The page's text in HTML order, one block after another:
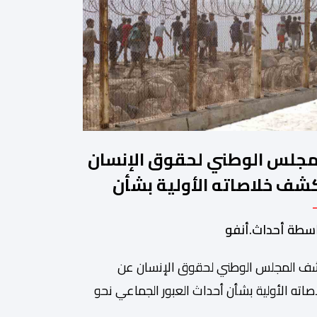
الوطني لحقوق الإنسان
خلاصاته الأولية بشأن
العبور إلى سبتة ومليلية
أحداث.أنفو
المجلس الوطني لحقوق الإنسان عن
الأولية بشأن أحداث العبور الجماعي نحو